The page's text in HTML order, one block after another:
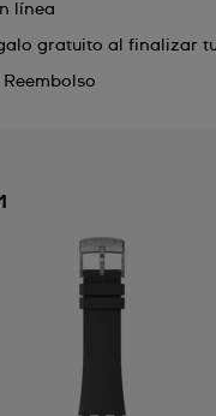
línea
gratuito al finalizar